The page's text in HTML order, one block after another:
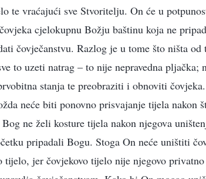
te vraćajući sve Stvoritelju. On će u
cjelokupnu Božju baštinu koja ne
čovječanstvu. Razlog je u tome što ništa od
to uzeti natrag – to nije nepravedna pljačka;
stanja te preobraziti i obnoviti
neće biti ponovno prisvajanje tijela nakon
ne želi kosture tijela nakon njegova
pripadali Bogu. Stoga On neće uništiti
jer čovjekovo tijelo nije njegovo